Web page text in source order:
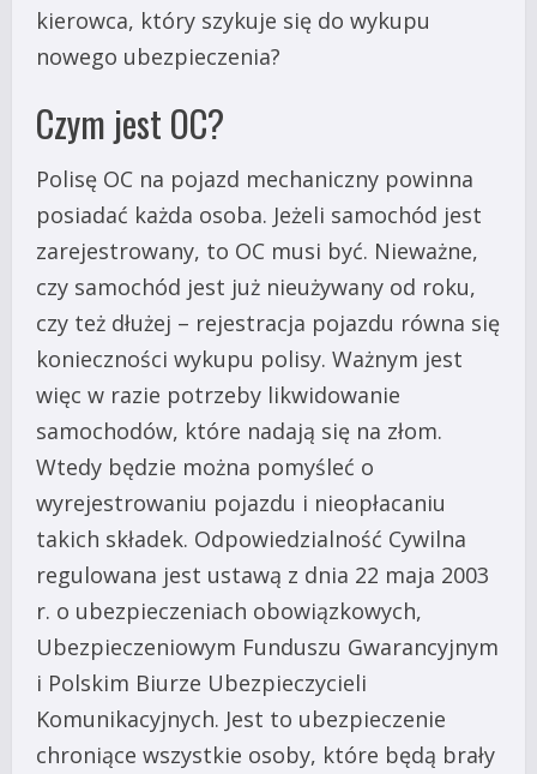
kierowca, który szykuje się do wykupu
nowego ubezpieczenia?
Czym jest OC?
Polisę OC na pojazd mechaniczny powinna
posiadać każda osoba. Jeżeli samochód jest
zarejestrowany, to OC musi być. Nieważne,
czy samochód jest już nieużywany od roku,
czy też dłużej – rejestracja pojazdu równa się
konieczności wykupu polisy. Ważnym jest
więc w razie potrzeby likwidowanie
samochodów, które nadają się na złom.
Wtedy będzie można pomyśleć o
wyrejestrowaniu pojazdu i nieopłacaniu
takich składek. Odpowiedzialność Cywilna
regulowana jest ustawą z dnia 22 maja 2003
r. o ubezpieczeniach obowiązkowych,
Ubezpieczeniowym Funduszu Gwarancyjnym
i Polskim Biurze Ubezpieczycieli
Komunikacyjnych. Jest to ubezpieczenie
chroniące wszystkie osoby, które będą brały